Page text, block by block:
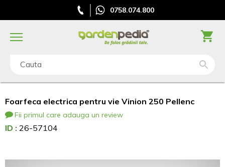
0758.074.800
Cauta
Foarfeca electrica pentru vie Vinion 250 Pellenc
Fii primul care adauga un review
ID : 26-57104